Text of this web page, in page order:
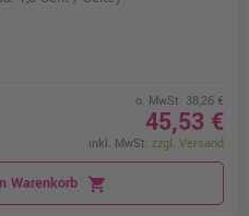
o. MwSt. 38,26 €
45,53 €
inkl. MwSt. zzgl. Versand
Warenkorb shopping_cart